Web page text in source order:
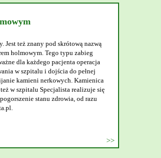
Jest też znany pod skrótową nazwą
holmowym. Tego typu zabieg
dla każdego pacjenta operacja
w szpitalu i dojścia do pełnej
kamieni nerkowych. Kamienica
w szpitalu Specjalista realizuje się
stanu zdrowia, od razu